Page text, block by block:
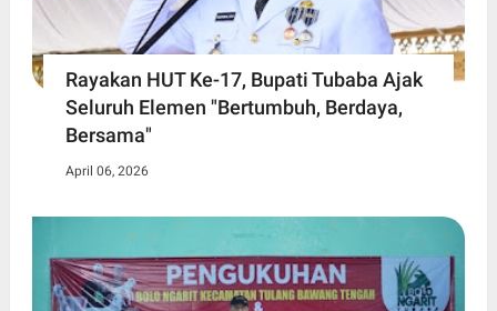
Rayakan HUT Ke-17, Bupati Tubaba Ajak
Seluruh Elemen "Bertumbuh, Berdaya,
Bersama"
April 06, 2026